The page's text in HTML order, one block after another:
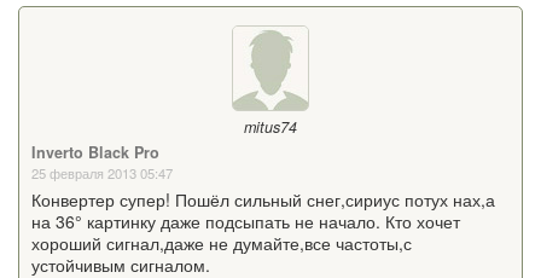
mitus74
Inverto Black Pro
25 февраля 2013 05:47
Конвертер супер! Пошёл сильный снег,сириус потух нах,а
на 36° картинку даже подсыпать не начало. Кто хочет
хороший сигнал,даже не думайте,все частоты,с
устойчивым сигналом.